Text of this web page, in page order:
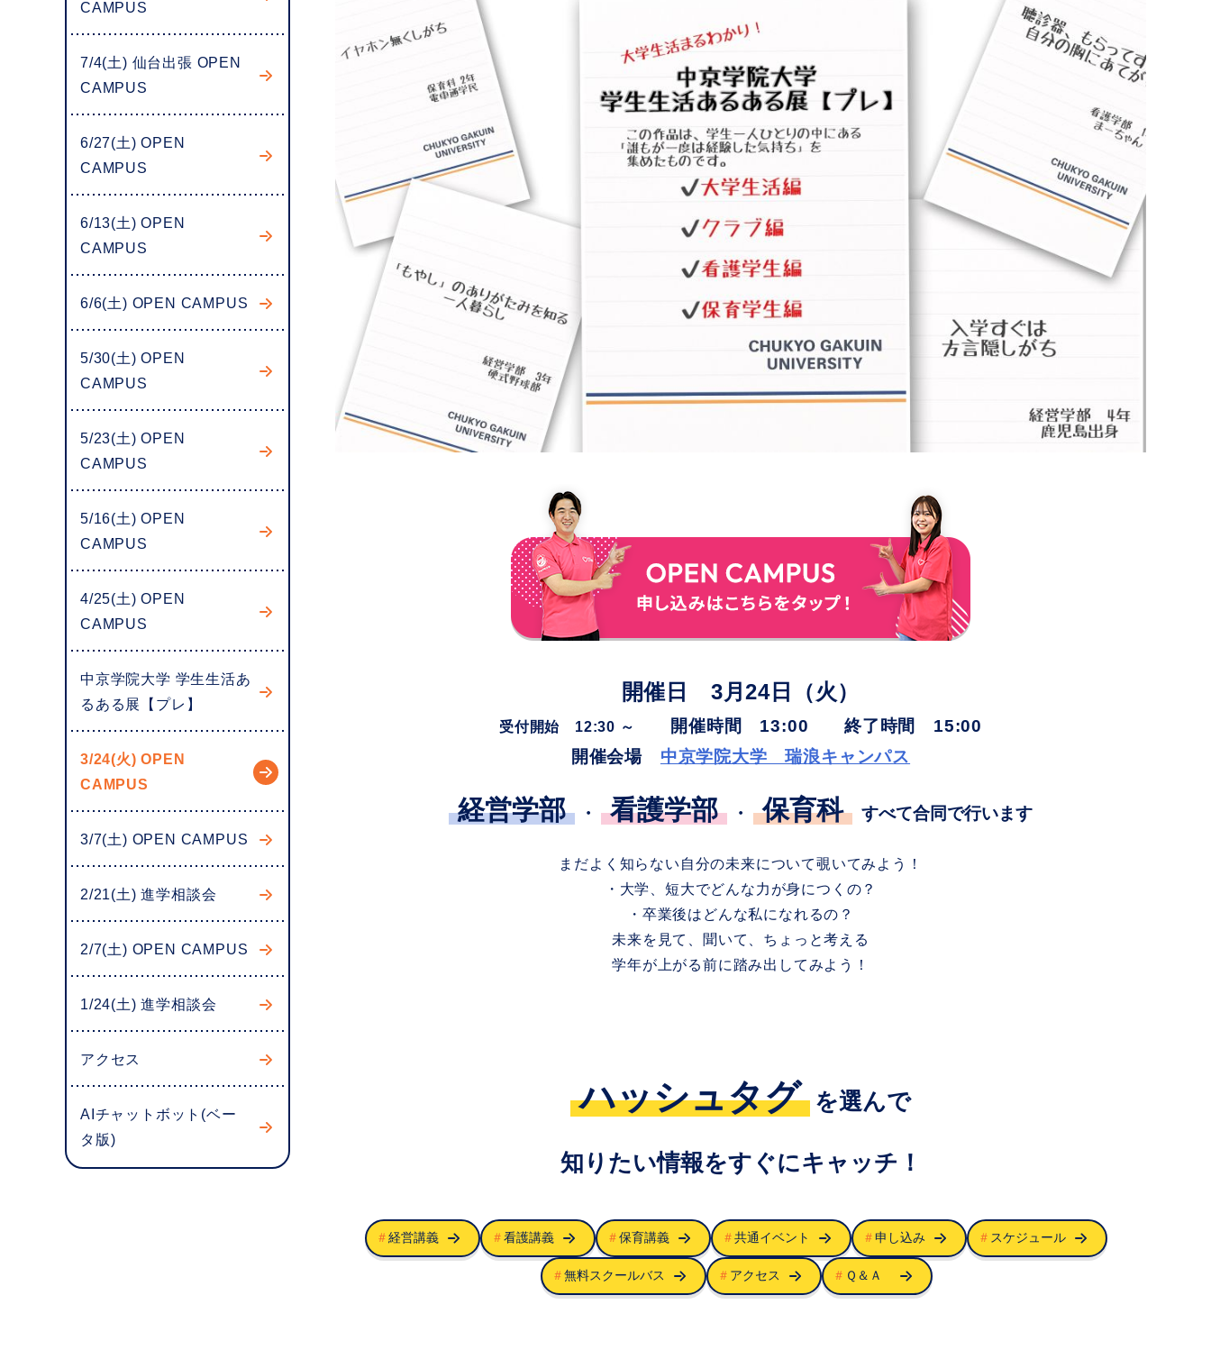
開催日 3月24日（火）
受付開始 12:30 ～
開催時間 13:00 終了時間 15:00
開催会場 中京学院大学 瑞浪キャンパス
経営学部 ・ 看護学部 ・ 保育科 すべて合同で行います
まだよく知らない自分の未来について覗いてみよう！
・大学、短大でどんな力が身につくの？
・卒業後はどんな私になれるの？
未来を見て、聞いて、ちょっと考える
学年が上がる前に踏み出してみよう！
ハッシュタグ を選んで
知りたい情報をすぐにキャッチ！
＃経営講義 ＃看護講義 ＃保育講義 ＃共通イベント ＃申し込み ＃ スケジュール
＃無料スクールバス ＃ アクセス ＃ Ｑ＆Ａ
CAMPUS
7/4(土) 仙台出張 OPEN
CAMPUS
6/27(土) OPEN
CAMPUS
6/13(土) OPEN
CAMPUS
6/6(土) OPEN CAMPUS
5/30(土) OPEN
CAMPUS
5/23(土) OPEN
CAMPUS
5/16(土) OPEN
CAMPUS
4/25(土) OPEN
CAMPUS
中京学院大学 学生生活あ
るある展【プレ】
3/24(火) OPEN
CAMPUS
3/7(土) OPEN CAMPUS
2/21(土) 進学相談会
2/7(土) OPEN CAMPUS
1/24(土) 進学相談会
アクセス
AIチャットボット(ベー
タ版)